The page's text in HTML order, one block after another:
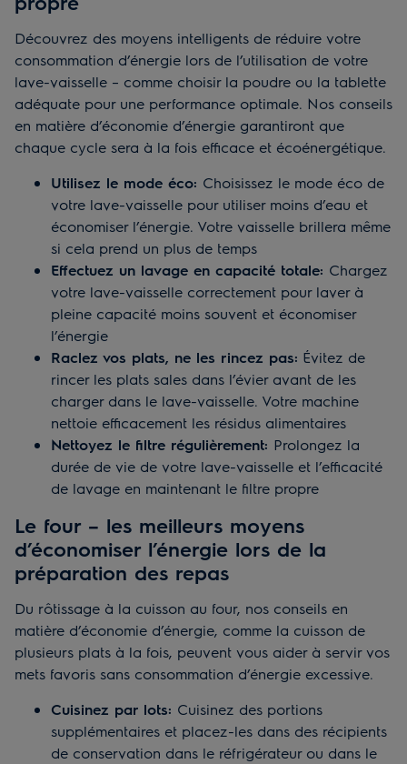
Découvrez des moyens intelligents de réduire votre
consommation d’énergie lors de l’utilisation de votre
lave-vaisselle – comme choisir la poudre ou la tablette
adéquate pour une performance optimale. Nos conseils
en matière d’économie d’énergie garantiront que
chaque cycle sera à la fois efficace et écoénergétique.
Utilisez le mode éco: Choisissez le mode éco de
votre lave-vaisselle pour utiliser moins d’eau et
économiser l’énergie. Votre vaisselle brillera même
si cela prend un plus de temps
Effectuez un lavage en capacité totale: Chargez
votre lave-vaisselle correctement pour laver à
pleine capacité moins souvent et économiser
l’énergie
Raclez vos plats, ne les rincez pas: Évitez de
rincer les plats sales dans l’évier avant de les
charger dans le lave-vaisselle. Votre machine
nettoie efficacement les résidus alimentaires
Nettoyez le filtre régulièrement: Prolongez la
durée de vie de votre lave-vaisselle et l’efficacité
de lavage en maintenant le filtre propre
Le four – les meilleurs moyens
d’économiser l’énergie lors de la
préparation des repas
Du rôtissage à la cuisson au four, nos conseils en
matière d’économie d’énergie, comme la cuisson de
plusieurs plats à la fois, peuvent vous aider à servir vos
mets favoris sans consommation d’énergie excessive.
Cuisinez par lots: Cuisinez des portions
supplémentaires et placez-les dans des récipients
de conservation dans le réfrigérateur ou dans le